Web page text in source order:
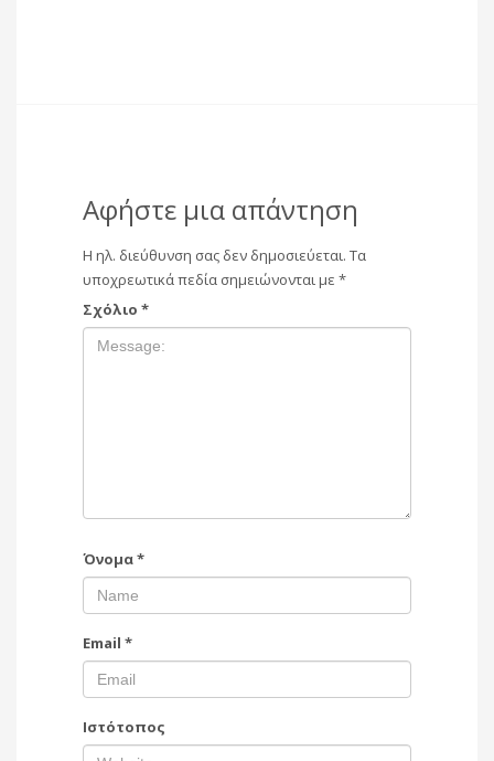
Αφήστε μια απάντηση
Η ηλ. διεύθυνση σας δεν δημοσιεύεται. Τα
υποχρεωτικά πεδία σημειώνονται με *
Σχόλιο *
Όνομα*
Email *
Ιστότοπος